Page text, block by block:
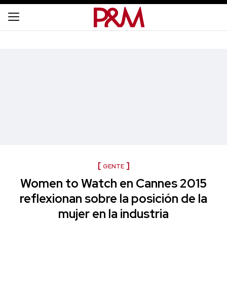
GENTE
Women to Watch en Cannes 2015
reflexionan sobre la posición de la
mujer en la industria